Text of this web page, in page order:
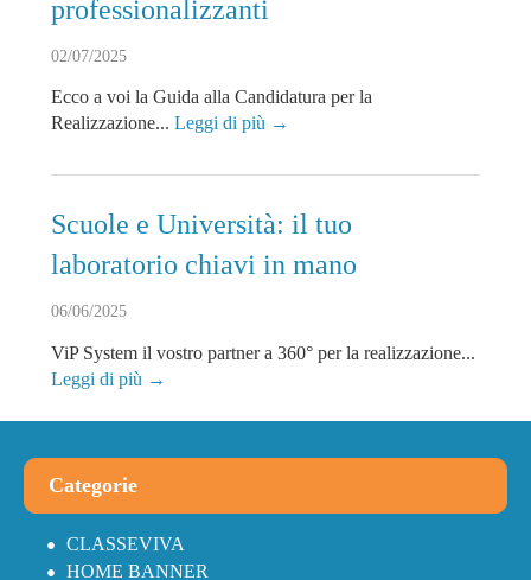
professionalizzanti
02/07/2025
Ecco a voi la Guida alla Candidatura per la
Realizzazione... Leggi di più →
Scuole e Università: il tuo
laboratorio chiavi in mano
06/06/2025
ViP System il vostro partner a 360° per la realizzazione...
Leggi di più →
Categorie
CLASSEVIVA
HOME BANNER